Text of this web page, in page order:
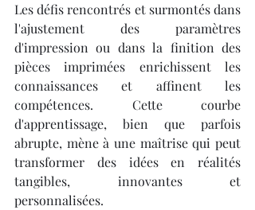
Les défis rencontrés et surmontés dans
l'ajustement des paramètres
d'impression ou dans la finition des
pièces imprimées enrichissent les
connaissances et affinent les
compétences. Cette courbe
d'apprentissage, bien que parfois
abrupte, mène à une maîtrise qui peut
transformer des idées en réalités
tangibles, innovantes et
personnalisées.